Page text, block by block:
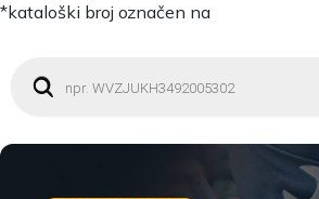
*kataloški broj označen na